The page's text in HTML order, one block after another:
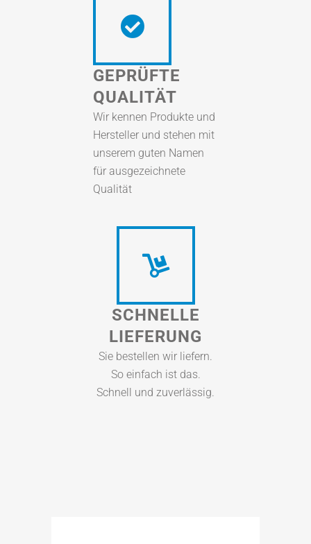
GEPRÜFTE
QUALITÄT
Wir kennen Produkte und
Hersteller und stehen mit
unserem guten Namen
für ausgezeichnete
Qualität
SCHNELLE
LIEFERUNG
Sie bestellen wir liefern.
So einfach ist das.
Schnell und zuverlässig.